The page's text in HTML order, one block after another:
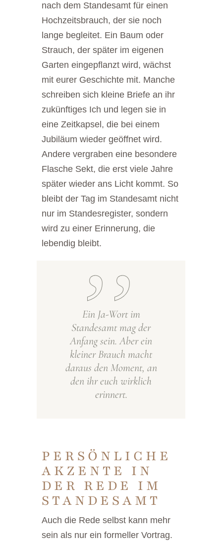
nach dem Standesamt für einen
Hochzeitsbrauch, der sie noch
lange begleitet. Ein Baum oder
Strauch, der später im eigenen
Garten eingepflanzt wird, wächst
mit eurer Geschichte mit. Manche
schreiben sich kleine Briefe an ihr
zukünftiges Ich und legen sie in
eine Zeitkapsel, die bei einem
Jubiläum wieder geöffnet wird.
Andere vergraben eine besondere
Flasche Sekt, die erst viele Jahre
später wieder ans Licht kommt. So
bleibt der Tag im Standesamt nicht
nur im Standesregister, sondern
wird zu einer Erinnerung, die
lebendig bleibt.
Ein Ja-Wort im
Standesamt mag der
Anfang sein. Aber ein
kleiner Brauch macht
daraus den Moment, an
den ihr euch wirklich
erinnert.
PERSÖNLICHE
AKZENTE IN
DER REDE IM
STANDESAMT
Auch die Rede selbst kann mehr
sein als nur ein formeller Vortrag.